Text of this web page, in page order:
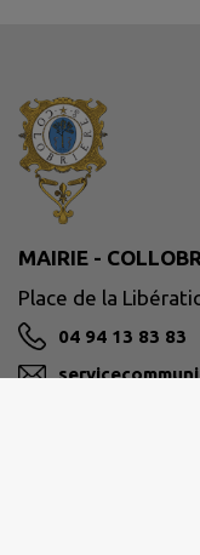
MAIRIE -
Place de la
04 94 13 83 83